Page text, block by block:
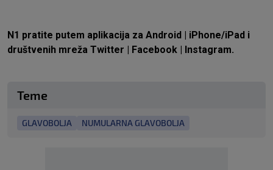
N1 pratite putem aplikacija za Android iPhone/iPad i
društvenih mreža Twitter Facebook Instagram.
Teme
GLAVOBOLJA NUMULARNA GLAVOBOLJA